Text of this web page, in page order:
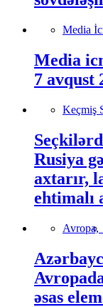
Media
Media
7 avqust
Keçmiş
Rusiya
axtarır,
ehtimalı
Avropa,
əsas